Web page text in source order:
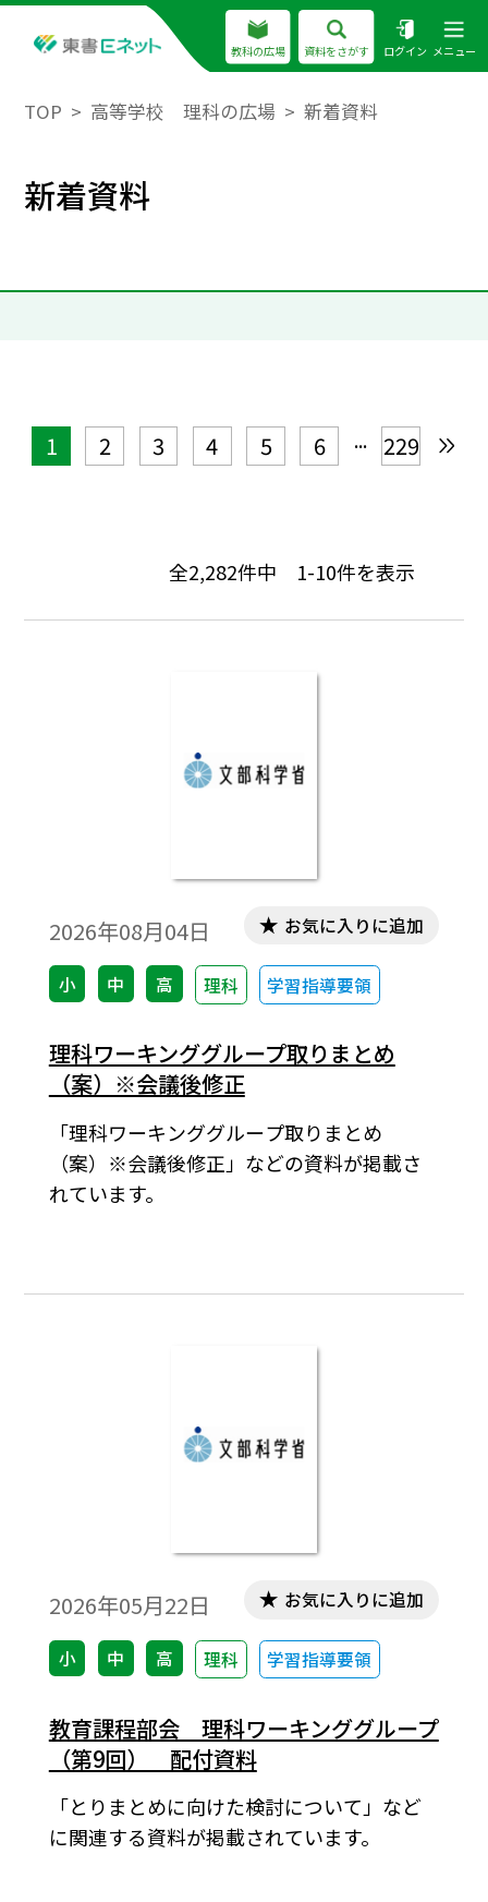
教科の広場 資料をさがす ログイン メニュー
TOP 高等学校 理科の広場 新着資料
新着資料
1 2 3 4 5 6 ... 229
全2,282件中 1-10件を表示
2026年08月04日
小 中 高 理科 学習指導要領
お気に入りに追加
理科ワーキンググループ取りまとめ
（案）※会議後修正
「理科ワーキンググループ取りまとめ
（案）※会議後修正」などの資料が掲載さ
れています。
2026年05月22日
小 中 高 理科 学習指導要領
お気に入りに追加
教育課程部会 理科ワーキンググループ
（第9回） 配付資料
「とりまとめに向けた検討について」など
に関連する資料が掲載されています。